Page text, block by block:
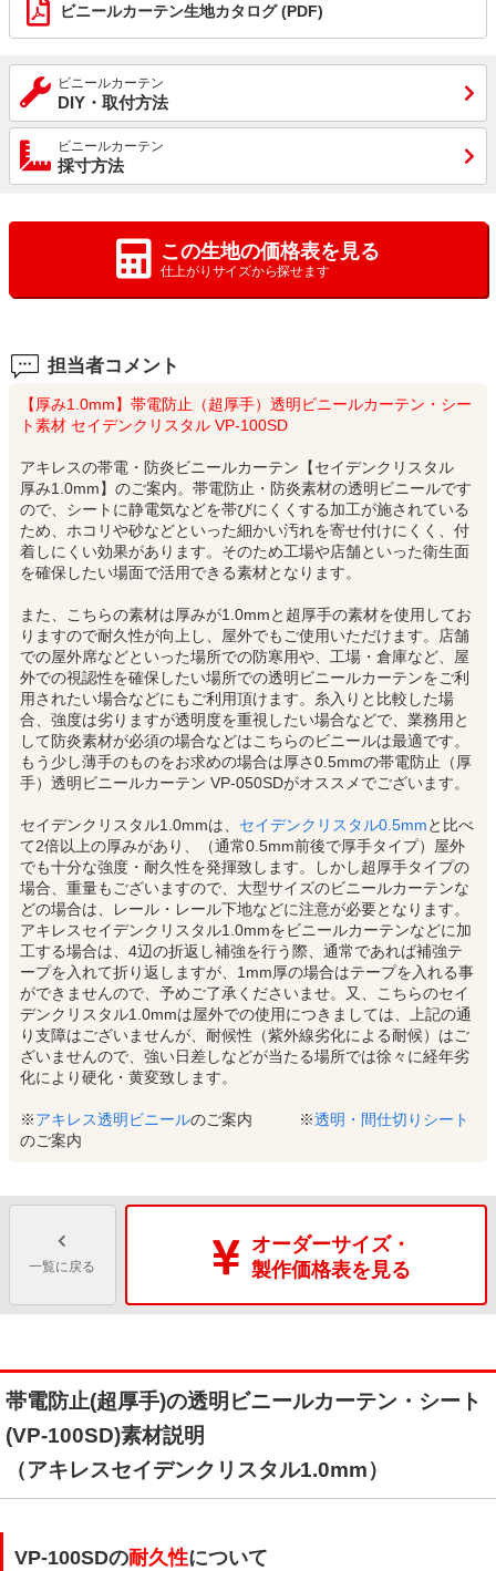
ビニールカーテン生地カタログ (PDF)
ビニールカーテン
DIY・取付方法
ビニールカーテン
採寸方法
この生地の価格表を見る
仕上がりサイズから探せます
担当者コメント
【厚み1.0mm】帯電防止（超厚手）透明ビニールカーテン・シー
ト素材 セイデンクリスタル VP-100SD
アキレスの帯電・防炎ビニールカーテン【セイデンクリスタル
厚み1.0mm】のご案内。帯電防止・防炎素材の透明ビニールです
ので、シートに静電気などを帯びにくくする加工が施されている
ため、ホコリや砂などといった細かい汚れを寄せ付けにくく、付
着しにくい効果があります。そのため工場や店舗といった衛生面
を確保したい場面で活用できる素材となります。
また、こちらの素材は厚みが1.0mmと超厚手の素材を使用してお
りますので耐久性が向上し、屋外でもご使用いただけます。店舗
での屋外席などといった場所での防寒用や、工場・倉庫など、屋
外での視認性を確保したい場所での透明ビニールカーテンをご利
用されたい場合などにもご利用頂けます。糸入りと比較した場
合、強度は劣りますが透明度を重視したい場合などで、業務用と
して防炎素材が必須の場合などはこちらのビニールは最適です。
もう少し薄手のものをお求めの場合は厚さ0.5mmの帯電防止（厚
手）透明ビニールカーテン VP-050SDがオススメでございます。
セイデンクリスタル1.0mmは、 セイデンクリスタル0.5mmと比べ
て2倍以上の厚みがあり、（通常0.5mm前後で厚手タイプ）屋外
でも十分な強度・耐久性を発揮致します。しかし超厚手タイプの
場合、重量もございますので、大型サイズのビニールカーテンな
どの場合は、レール・レール下地などに注意が必要となります。
アキレスセイデンクリスタル1.0mmをビニールカーテンなどに加
工する場合は、4辺の折返し補強を行う際、通常であれば補強テ
ープを入れて折り返しますが、1mm厚の場合はテープを入れる事
ができませんので、予めご了承くださいませ。又、こちらのセイ
デンクリスタル1.0mmは屋外での使用につきましては、上記の通
り支障はございませんが、耐候性（紫外線劣化による耐候）はご
ざいませんので、強い日差しなどが当たる場所では徐々に経年劣
化により硬化・黄変致します。
※アキレス透明ビニールのご案内 ※透明・間仕切りシート
のご案内
一覧に戻る
オーダーサイズ・
製作価格表を見る
帯電防止(超厚手)の透明ビニールカーテン・シート
(VP-100SD)素材説明
（アキレスセイデンクリスタル1.0mm）
VP-100SDの耐久性について